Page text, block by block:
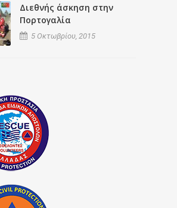
Διεθνής άσκηση στην
Πορτογαλία
5 Οκτωβρίου, 2015